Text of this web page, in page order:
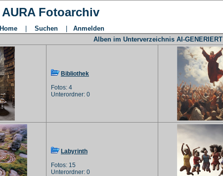
AURA Fotoarchiv
Home| Suchen| Anmelden
Alben im Unterverzeichnis AI-GENERIERT
Bibliothek
Fotos: 4
Unterordner: 0
Labyrinth
Fotos: 15
Unterordner: 0